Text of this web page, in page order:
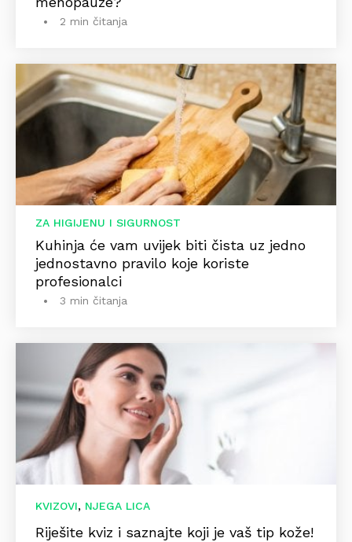
2 min čitanja
ZA HIGIJENU I SIGURNOST
Kuhinja će vam uvijek biti čista uz jedno
jednostavno pravilo koje koriste
profesionalci
3 min čitanja
KVIZOVI, NJEGA LICA
Riješite kviz i saznajte koji je vaš tip kože!